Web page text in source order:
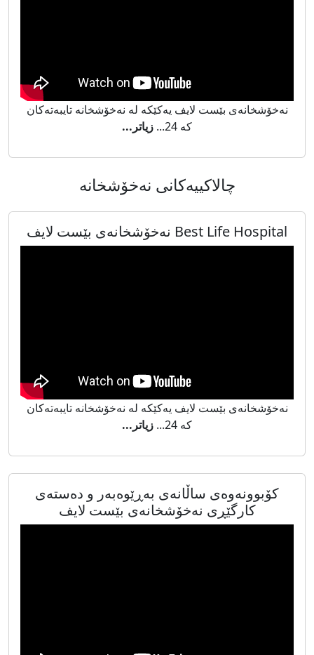
نەخۆشخانەی بێست لایف یەکێکە لە نەخۆشخانە تایبەتەکان
کە 24...
زیاتر...
چالاکییەکانی نەخۆشخانە
Best Life Hospital نەخۆشخانەی بێست لایف
نەخۆشخانەی بێست لایف یەکێکە لە نەخۆشخانە تایبەتەکان
کە 24...
زیاتر...
کۆبوونەوەی ساڵانەی بەڕێوەبەر و دەستەی
کارگێڕی نەخۆشخانەی بێست لایف